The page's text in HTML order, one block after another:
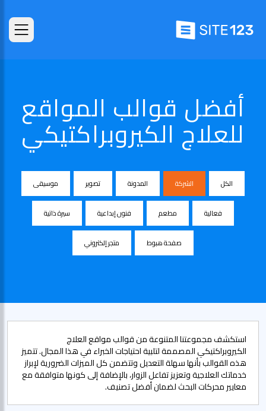
أفضل قوالب المواقع
للعلاج الكيروبراكتيكي
الكل الشركة المدونة تصوير موسيقى
فعالية مطعم فنون إبداعية سيرة ذاتية
صفحة هبوط متجر إلكتروني
استكشف مجموعتنا المتنوعة من قوالب مواقع العلاج
الكيروبراكتيكي المصممة لتلبية احتياجات الخبراء في هذا المجال. تتميز
هذه القوالب بأنها سهلة التعديل وتتضمن كل الميزات الضرورية لإبراز
خدماتك العلاجية وتعزيز تفاعل الزوار، بالإضافة إلى كونها متوافقة مع
معايير محركات البحث لضمان أفضل تصنيف.